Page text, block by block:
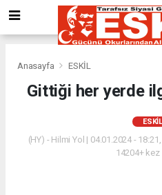
Anasayfa ESKİL
Gittiği her yerde
ESKİL
(HY) - Hilmi Yol | 04.01.2024 -
14204+ kez